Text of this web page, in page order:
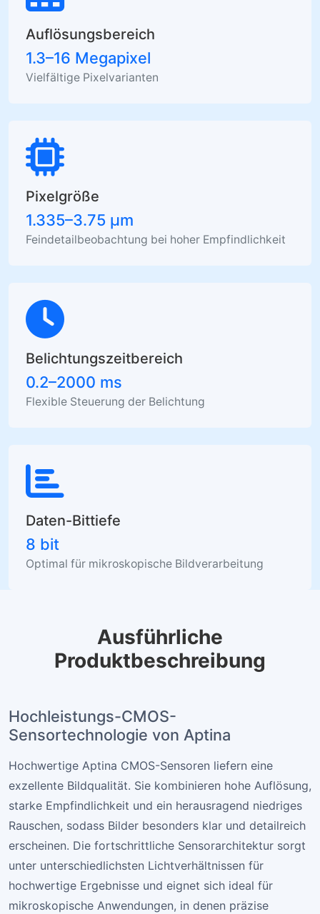
Auflösungsbereich
1.3–16 Megapixel
Vielfältige Pixelvarianten
Pixelgröße
1.335–3.75 µm
Feindetailbeobachtung bei hoher Empfindlichkeit
Belichtungszeitbereich
0.2–2000 ms
Flexible Steuerung der Belichtung
Daten-Bittiefe
8 bit
Optimal für mikroskopische Bildverarbeitung
Ausführliche
Produktbeschreibung
Hochleistungs-CMOS-
Sensortechnologie von Aptina
Hochwertige Aptina CMOS-Sensoren liefern eine
exzellente Bildqualität. Sie kombinieren hohe Auflösung,
starke Empfindlichkeit und ein herausragend niedriges
Rauschen, sodass Bilder besonders klar und detailreich
erscheinen. Die fortschrittliche Sensorarchitektur sorgt
unter unterschiedlichsten Lichtverhältnissen für
hochwertige Ergebnisse und eignet sich ideal für
mikroskopische Anwendungen, in denen präzise